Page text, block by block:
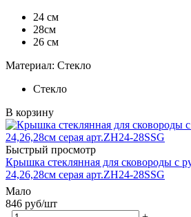
24 см
28см
26 см
Материал: Стекло
Стекло
В корзину
Быстрый просмотр
Крышка стеклянная для сковороды с
24,26,28см серая арт.ZH24-28SSG
Мало
846 руб/шт